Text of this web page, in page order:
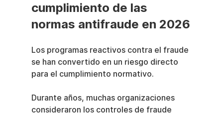
cumplimiento de las
normas antifraude en 2026
Los programas reactivos contra el fraude
se han convertido en un riesgo directo
para el cumplimiento normativo.
Durante años, muchas organizaciones
consideraron los controles de fraude